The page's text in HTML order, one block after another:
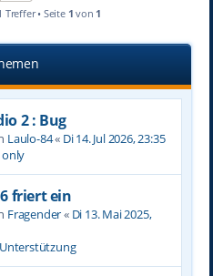
Treffer • Seite 1 von 1
2 : Bug
Laulo-84« Di 14. Jul 2026, 23:35
only
friert ein
Fragender« Di 13. Mai 2025,